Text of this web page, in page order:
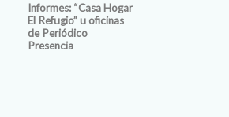
Informes: “Casa Hogar
El Refugio” u oficinas
de Periódico
Presencia